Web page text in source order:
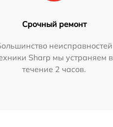
Срочный ремонт
неисправностей
Sharp мы устраняем в
течение 2 часов.